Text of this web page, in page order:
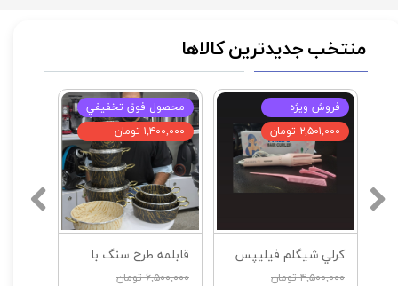
قابلمه طرح سنگ با سه تابه
۶,۵۰۰,۰۰۰ تومان
محصول فوق تخفيفي
۱,۴۰۰,۰۰۰ تومان
كرلي شيگلم فيليپس
۴,۵۰۰,۰۰۰ تومان
فروش ويژه
۲,۵۰۱,۰۰۰ تومان
منتخب جدیدترین کالاها